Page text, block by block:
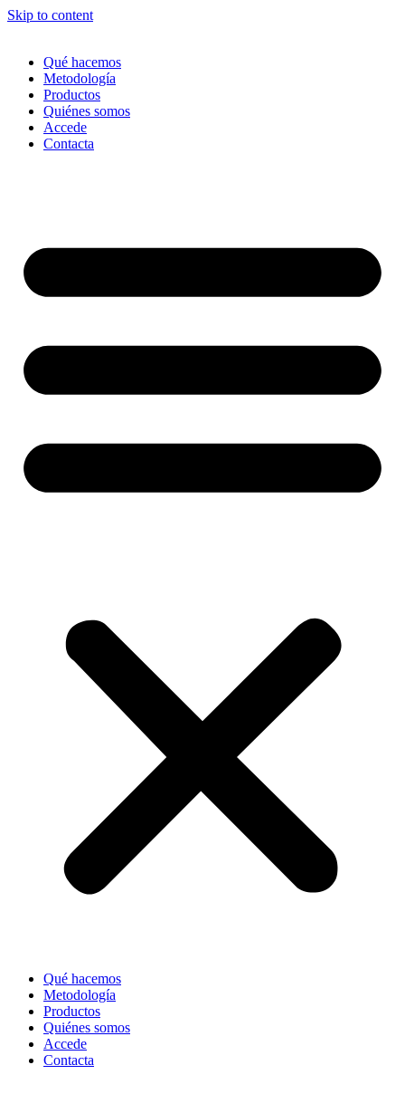
Skip to content
Qué hacemos
Metodología
Productos
Quiénes somos
Accede
Contacta
Qué hacemos
Metodología
Productos
Quiénes somos
Accede
Contacta